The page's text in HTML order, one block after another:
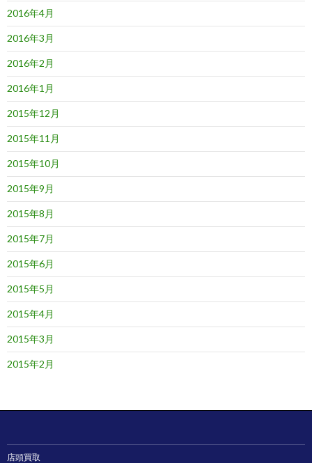
2016年4月
2016年3月
2016年2月
2016年1月
2015年12月
2015年11月
2015年10月
2015年9月
2015年8月
2015年7月
2015年6月
2015年5月
2015年4月
2015年3月
2015年2月
店頭買取